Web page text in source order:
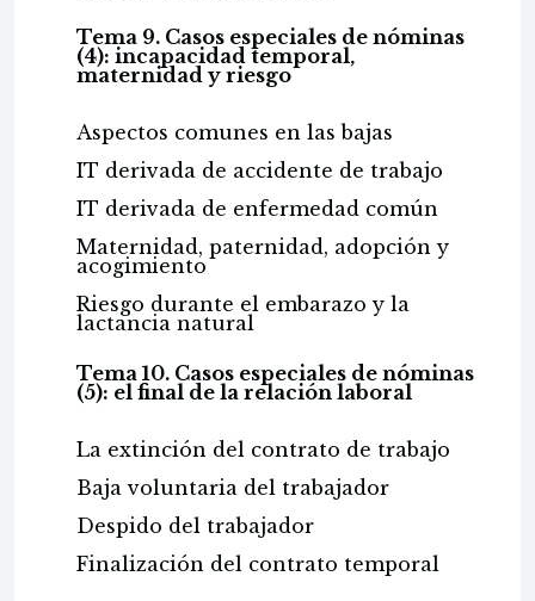
Tema 9. Casos especiales de nóminas
(4): incapacidad temporal,
maternidad y riesgo
Aspectos comunes en las bajas
IT derivada de accidente de trabajo
IT derivada de enfermedad común
Maternidad, paternidad, adopción y
acogimiento
Riesgo durante el embarazo y la
lactancia natural
Tema 10. Casos especiales de nóminas
(5): el final de la relación laboral
La extinción del contrato de trabajo
Baja voluntaria del trabajador
Despido del trabajador
Finalización del contrato temporal